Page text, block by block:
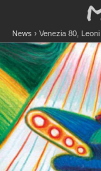
News Venezia 80,